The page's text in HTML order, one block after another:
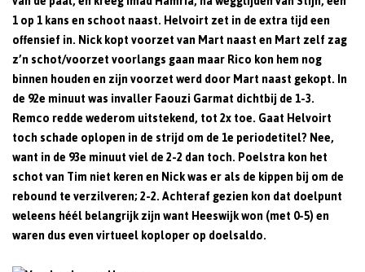
1 op 1 kans en schoot naast. Helvoirt zet in de extra tijd een
offensief in. Nick kopt voorzet van Mart naast en Mart zelf zag
z’n schot/voorzet voorlangs gaan maar Rico kon hem nog
binnen houden en zijn voorzet werd door Mart naast gekopt. In
de 92e minuut was invaller Faouzi Garmat dichtbij de 1-3.
Remco redde wederom uitstekend, tot 2x toe. Gaat Helvoirt
toch schade oplopen in de strijd om de 1e periodetitel? Nee,
want in de 93e minuut viel de 2-2 dan toch. Poelstra kon het
schot van Tim niet keren en Nick was er als de kippen bij om de
rebound te verzilveren; 2-2. Achteraf gezien kon dat doelpunt
weleens héél belangrijk zijn want Heeswijk won (met 0-5) en
waren dus even virtueel koploper op doelsaldo.